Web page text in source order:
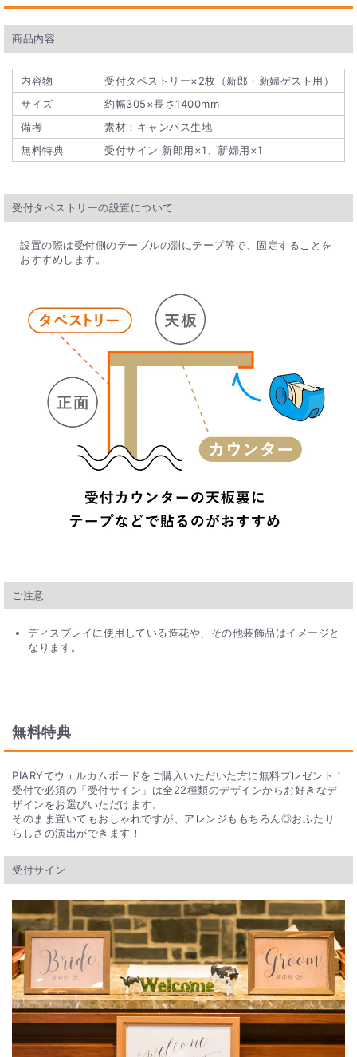
商品内容
内容物
受付タペストリー×2枚（新郎・新婦ゲスト用）
サイズ
約幅305×長さ1400mm
備考
素材：キャンバス生地
無料特典
受付サイン 新郎用×1、新婦用×1
受付タペストリーの設置について
設置の際は受付側のテーブルの淵にテープ等で、固定することを
おすすめします。
ご注意
ディスプレイに使用している造花や、その他装飾品はイメージと
なります。
無料特典
PIARYでウェルカムボードをご購入いただいた方に無料プレゼント！
受付で必須の「受付サイン」は全22種類のデザインからお好きなデ
ザインをお選びいただけます。
そのまま置いてもおしゃれですが、アレンジももちろん◎おふたり
らしさの演出ができます！
受付サイン